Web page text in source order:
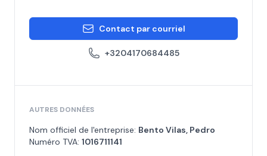
Contact par courriel
+3204170684485
AUTRES DONNÉES
Nom officiel de l'entreprise: Bento Vilas, Pedro
Numéro TVA: 1016711141